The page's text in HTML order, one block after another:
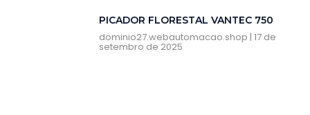
PICADOR FLORESTAL VANTEC 750
dominio27.webautomacao.shop 17 de
setembro de 2025